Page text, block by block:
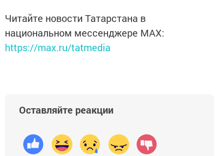
Читайте новости Татарстана в
национальном мессенджере MАХ:
https://max.ru/tatmedia
Оставляйте реакции